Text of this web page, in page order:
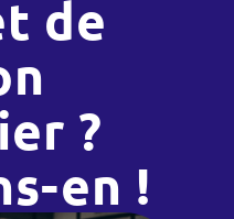
de
?
en !